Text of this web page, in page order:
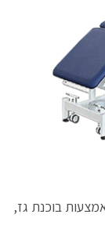
בוכנת גז,